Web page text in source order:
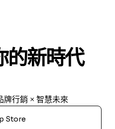
的新時代
牌行銷 × 智慧未來
Store